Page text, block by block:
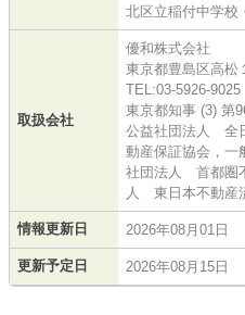
北区立稲付中学校
取扱会社
優和株式会社
東京都豊島区高松
TEL:03-5926-9025
東京都知事 (3) 第
公益社団法人 全
動産保証協会，
社団法人 首都圏
人 東日本不動産
情報更新日 2026年08月01日
更新予定日 2026年08月15日